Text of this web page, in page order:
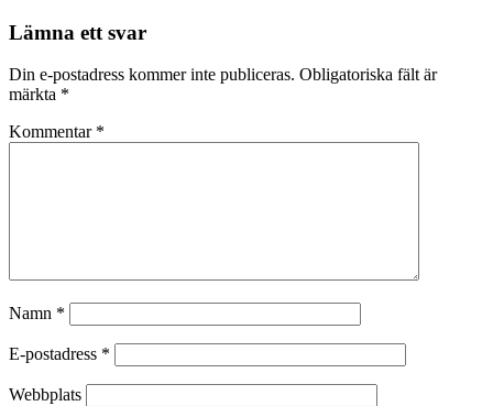
Lämna ett svar
Din e-postadress kommer inte publiceras. Obligatoriska fält är
märkta *
Kommentar *
Namn *
E-postadress *
Webbplats